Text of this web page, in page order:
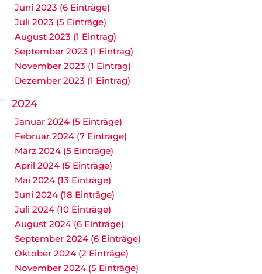
Juni 2023 (6 Einträge)
Juli 2023 (5 Einträge)
August 2023 (1 Eintrag)
September 2023 (1 Eintrag)
November 2023 (1 Eintrag)
Dezember 2023 (1 Eintrag)
2024
Januar 2024 (5 Einträge)
Februar 2024 (7 Einträge)
März 2024 (5 Einträge)
April 2024 (5 Einträge)
Mai 2024 (13 Einträge)
Juni 2024 (18 Einträge)
Juli 2024 (10 Einträge)
August 2024 (6 Einträge)
September 2024 (6 Einträge)
Oktober 2024 (2 Einträge)
November 2024 (5 Einträge)